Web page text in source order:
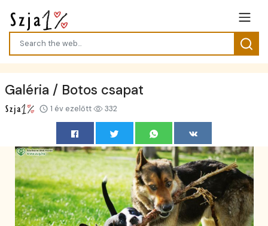
Galéria / Botos csapat
1 év ezelőtt 332